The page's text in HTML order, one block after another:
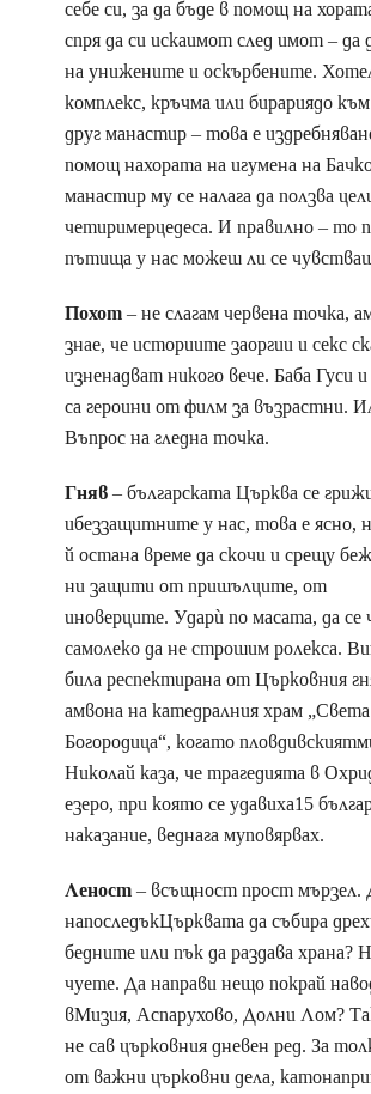
себе си, за да бъде в помощ на
спря да си искаимот след имот – да
на унижените и оскърбените.
комплекс, кръчма или бирариядо
друг манастир – това е
помощ нахората на игумена на
манастир му се налага да ползва
четиримерцедеса. И правилно – то
пътища у нас можеш ли се
Похот– не слагам червена точка,
знае, че историите заоргии и секс
изненадват никого вече. Баба Гуси
са героини от филм за възрастни.
Въпрос на гледна точка.
Гняв– българската Църква се
ибеззащитните у нас, това е ясно,
й остана време да скочи и срещу
ни защити от пришълците, от
иноверците. Ударѝ по масата, да се
самолеко да не строшим ролекса.
била респектирана от Църковния
амвона на катедралния храм „Света
Богородица“, когато
Николай каза, че трагедията в
езеро, при която се удавиха15
наказание, веднага муповярвах.
Леност– всъщност прост мързел.
напоследъкЦърквата да събира
бедните или пък да раздава храна?
чуете. Да направи нещо покрай
вМизия, Аспарухово, Долни Лом?
не сав църковния дневен ред. За
от важни църковни дела,